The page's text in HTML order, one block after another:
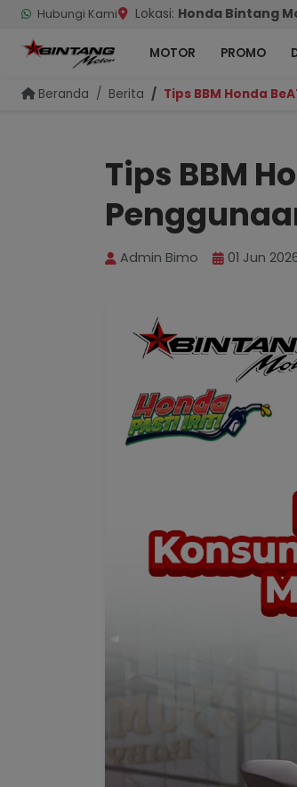
Hubungi Kami Lokasi: Honda Bintang
MOTOR PROMO
Beranda Berita Tips BBM Honda
Tips BBM
Admin Bimo 01 Jun